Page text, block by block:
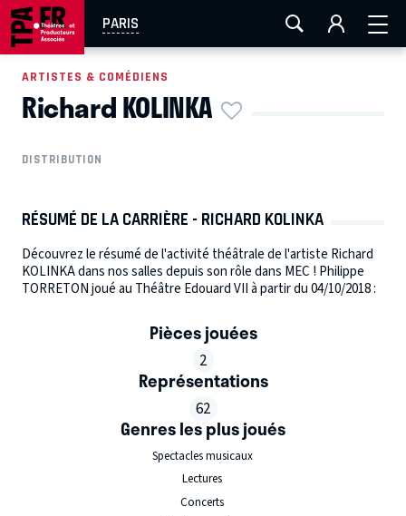
PARIS
AIX-MARSEILLE LA ROCHELLE
EN TOURNÉE
ARTISTES & COMÉDIENS
Richard KOLINKA
DISTRIBUTION
RÉSUMÉ DE LA CARRIÈRE - RICHARD KOLINKA
Découvrez le résumé de l'activité théâtrale de l'artiste Richard
KOLINKA dans nos salles depuis son rôle dans MEC ! Philippe
TORRETON joué au Théâtre Edouard VII à partir du 04/10/2018 :
Pièces jouées
2
Représentations
62
Genres les plus joués
Spectacles musicaux
Lectures
Concerts